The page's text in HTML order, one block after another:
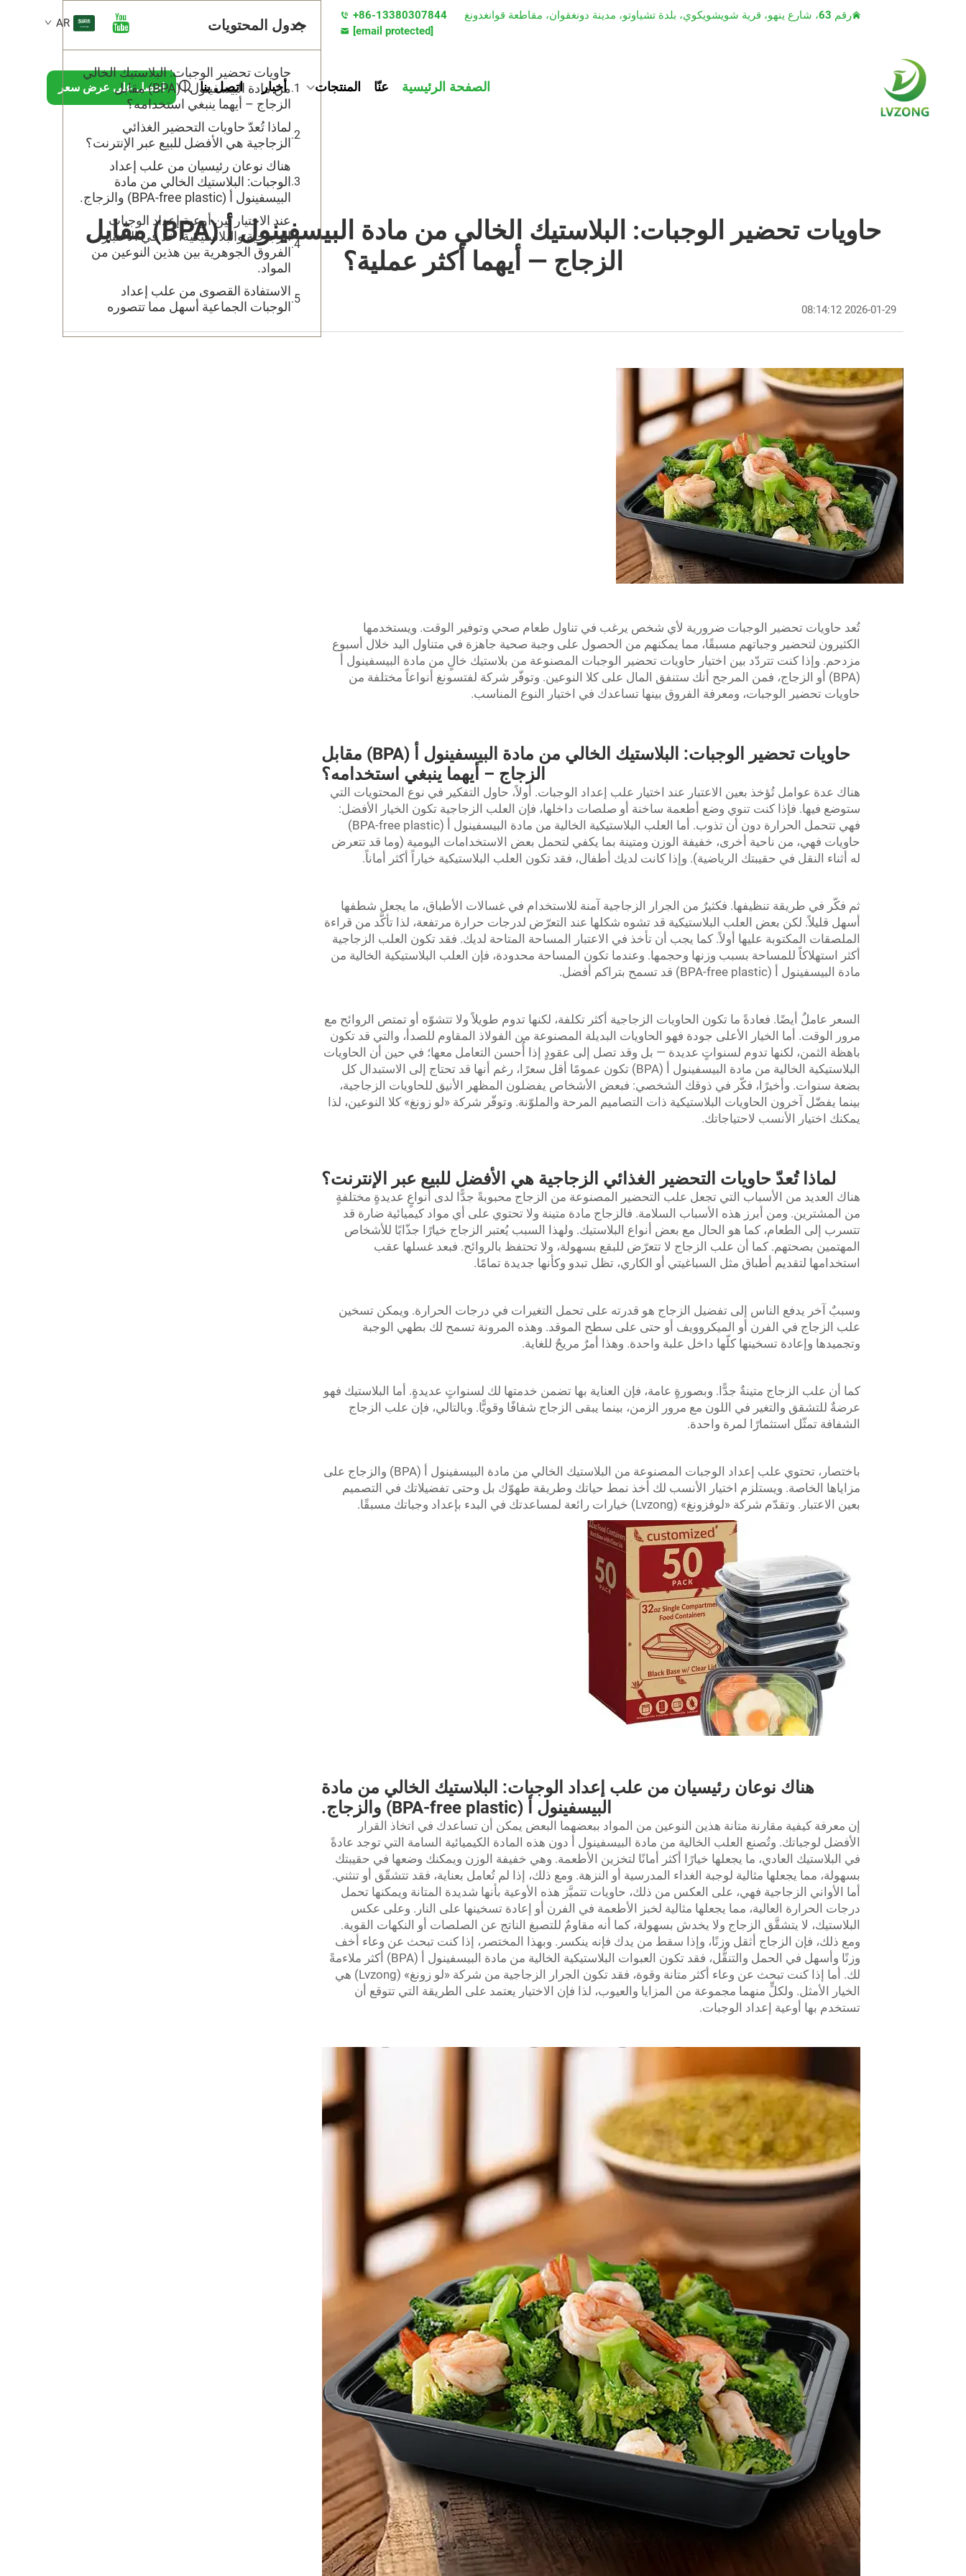
رقم 63، شارع ينهو، قرية شويشويكوي، بلدة تشياوتو، مدينة دونغقوان، مقاطعة قوانغدونغ
+86-13380307844
[email protected]
AR
الصفحة الرئيسية عنّا المنتجات أخبار اتصل بنا احصل على عرض سعر
حاويات تحضير الوجبات: البلاستيك الخالي من مادة البيسفينول أ (BPA) مقابل
الزجاج — أيهما أكثر عملية؟
2026-01-29 08:14:12
تُعد حاويات تحضير الوجبات ضرورية لأي شخص يرغب في تناول طعام صحي وتوفير الوقت. ويستخدمها
الكثيرون لتحضير وجباتهم مسبقًا، مما يمكنهم من الحصول على وجبة صحية جاهزة في متناول اليد خلال أسبوع
مزدحم. وإذا كنت تتردّد بين اختيار حاويات تحضير الوجبات المصنوعة من بلاستيك خالٍ من مادة البيسفينول أ
(BPA) أو الزجاج، فمن المرجح أنك ستنفق المال على كلا النوعين. وتوفّر شركة لفتسونغ أنواعاً مختلفة من
حاويات تحضير الوجبات، ومعرفة الفروق بينها تساعدك في اختيار النوع المناسب.
حاويات تحضير الوجبات: البلاستيك الخالي من مادة البيسفينول أ (BPA) مقابل
الزجاج – أيهما ينبغي استخدامه؟
هناك عدة عوامل تُؤخذ بعين الاعتبار عند اختيار علب إعداد الوجبات. أولاً، حاول التفكير في نوع المحتويات التي
ستوضع فيها. فإذا كنت تنوي وضع أطعمة ساخنة أو صلصات داخلها، فإن العلب الزجاجية تكون الخيار الأفضل:
فهي تتحمل الحرارة دون أن تذوب. أما العلب البلاستيكية الخالية من مادة البيسفينول أ (BPA-free plastic)
حاويات فهي، من ناحية أخرى، خفيفة الوزن ومتينة بما يكفي لتحمل بعض الاستخدامات اليومية (وما قد تتعرض
له أثناء النقل في حقيبتك الرياضية). وإذا كانت لديك أطفال، فقد تكون العلب البلاستيكية خياراً أكثر أماناً.
ثم فكّر في طريقة تنظيفها. فكثيرٌ من الجرار الزجاجية آمنة للاستخدام في غسالات الأطباق، ما يجعل شطفها
أسهل قليلاً. لكن بعض العلب البلاستيكية قد تشوه شكلها عند التعرّض لدرجات حرارة مرتفعة، لذا تأكَّد من قراءة
الملصقات المكتوبة عليها أولاً. كما يجب أن تأخذ في الاعتبار المساحة المتاحة لديك. فقد تكون العلب الزجاجية
أكثر استهلاكاً للمساحة بسبب وزنها وحجمها. وعندما تكون المساحة محدودة، فإن العلب البلاستيكية الخالية من
مادة البيسفينول أ (BPA-free plastic) قد تسمح بتراكم أفضل.
السعر عاملٌ أيضًا. فعادةً ما تكون الحاويات الزجاجية أكثر تكلفة، لكنها تدوم طويلاً ولا تتشوّه أو تمتص الروائح مع
مرور الوقت. أما الخيار الأعلى جودة فهو الحاويات البديلة المصنوعة من الفولاذ المقاوم للصدأ، والتي قد تكون
باهظة الثمن، لكنها تدوم لسنواتٍ عديدة — بل وقد تصل إلى عقودٍ إذا أُحسن التعامل معها؛ في حين أن الحاويات
البلاستيكية الخالية من مادة البيسفينول أ (BPA) تكون عمومًا أقل سعرًا، رغم أنها قد تحتاج إلى الاستبدال كل
بضعة سنوات. وأخيرًا، فكّر في ذوقك الشخصي: فبعض الأشخاص يفضلون المظهر الأنيق للحاويات الزجاجية،
بينما يفضّل آخرون الحاويات البلاستيكية ذات التصاميم المرحة والملوّنة. وتوفّر شركة «لو زونغ» كلا النوعين، لذا
يمكنك اختيار الأنسب لاحتياجاتك.
لماذا تُعدّ حاويات التحضير الغذائي الزجاجية هي الأفضل للبيع عبر الإنترنت؟
هناك العديد من الأسباب التي تجعل علب التحضير المصنوعة من الزجاج محبوبةً جدًّا لدى أنواعٍ عديدةٍ مختلفةٍ
من المشترين. ومن أبرز هذه الأسباب السلامة. فالزجاج مادة متينة ولا تحتوي على أي مواد كيميائية ضارة قد
تتسرب إلى الطعام، كما هو الحال مع بعض أنواع البلاستيك. ولهذا السبب يُعتبر الزجاج خيارًا جذّابًا للأشخاص
المهتمين بصحتهم. كما أن علب الزجاج لا تتعرّض للبقع بسهولة، ولا تحتفظ بالروائح. فبعد غسلها عقب
استخدامها لتقديم أطباق مثل السباغيتي أو الكاري، تظل تبدو وكأنها جديدة تمامًا.
وسببٌ آخر يدفع الناس إلى تفضيل الزجاج هو قدرته على تحمل التغيرات في درجات الحرارة. ويمكن تسخين
علب الزجاج في الفرن أو الميكروويف أو حتى على سطح الموقد. وهذه المرونة تسمح لك بطهي الوجبة
وتجميدها وإعادة تسخينها كلّها داخل علبة واحدة. وهذا أمرٌ مريحٌ للغاية.
كما أن علب الزجاج متينةٌ جدًّا. وبصورةٍ عامة، فإن العناية بها تضمن خدمتها لك لسنواتٍ عديدةٍ. أما البلاستيك فهو
عرضةٌ للتشقق والتغير في اللون مع مرور الزمن، بينما يبقى الزجاج شفافًا وقويًّا. وبالتالي، فإن علب الزجاج
الشفافة تمثّل استثمارًا لمرة واحدة.
باختصار، تحتوي علب إعداد الوجبات المصنوعة من البلاستيك الخالي من مادة البيسفينول أ (BPA) والزجاج على
مزاياها الخاصة. ويستلزم اختيار الأنسب لك أخذ نمط حياتك وطريقة طهوّك بل وحتى تفضيلاتك في التصميم
بعين الاعتبار. وتقدّم شركة «لوفزونغ» (Lvzong) خيارات رائعة لمساعدتك في البدء بإعداد وجباتك مسبقًا.
هناك نوعان رئيسيان من علب إعداد الوجبات: البلاستيك الخالي من مادة
البيسفينول أ (BPA-free plastic) والزجاج.
إن معرفة كيفية مقارنة متانة هذين النوعين من المواد ببعضهما البعض يمكن أن تساعدك في اتخاذ القرار
الأفضل لوجباتك. وتُصنع العلب الخالية من مادة البيسفينول أ دون هذه المادة الكيميائية السامة التي توجد عادةً
في البلاستيك العادي، ما يجعلها خيارًا أكثر أمانًا لتخزين الأطعمة. وهي خفيفة الوزن ويمكنك وضعها في حقيبتك
بسهولة، مما يجعلها مثالية لوجبة الغداء المدرسية أو النزهة. ومع ذلك، إذا لم تُعامل بعناية، فقد تتشقّق أو تنثني.
أما الأواني الزجاجية فهي، على العكس من ذلك، حاويات تتميَّز هذه الأوعية بأنها شديدة المتانة ويمكنها تحمل
درجات الحرارة العالية، مما يجعلها مثالية لخبز الأطعمة في الفرن أو إعادة تسخينها على النار. وعلى عكس
البلاستيك، لا يتشقَّق الزجاج ولا يخدش بسهولة، كما أنه مقاومٌ للتصبغ الناتج عن الصلصات أو النكهات القوية.
ومع ذلك، فإن الزجاج أثقل وزنًا، وإذا سقط من يدك فإنه ينكسر. وبهذا المختصر، إذا كنت تبحث عن وعاء أخف
وزنًا وأسهل في الحمل والتنقُّل، فقد تكون العبوات البلاستيكية الخالية من مادة البيسفينول أ (BPA) أكثر ملاءمةً
لك. أما إذا كنت تبحث عن وعاء أكثر متانة وقوة، فقد تكون الجرار الزجاجية من شركة «لو زونغ» (Lvzong) هي
الخيار الأمثل. ولكلٍّ منهما مجموعة من المزايا والعيوب، لذا فإن الاختيار يعتمد على الطريقة التي تتوقع أن
تستخدم بها أوعية إعداد الوجبات.
جدول المحتويات
حاويات تحضير الوجبات: البلاستيك الخالي
من مادة البيسفينول أ (BPA) مقابل
الزجاج – أيهما ينبغي استخدامه؟
لماذا تُعدّ حاويات التحضير الغذائي
الزجاجية هي الأفضل للبيع عبر الإنترنت؟
هناك نوعان رئيسيان من علب إعداد
الوجبات: البلاستيك الخالي من مادة
البيسفينول أ (BPA-free plastic) والزجاج.
عند الاختيار بين أوعية إعداد الوجبات
الزجاجية والبلاستيكية، خذ في الاعتبار
الفروق الجوهرية بين هذين النوعين من
المواد.
الاستفادة القصوى من علب إعداد
الوجبات الجماعية أسهل مما تتصوره